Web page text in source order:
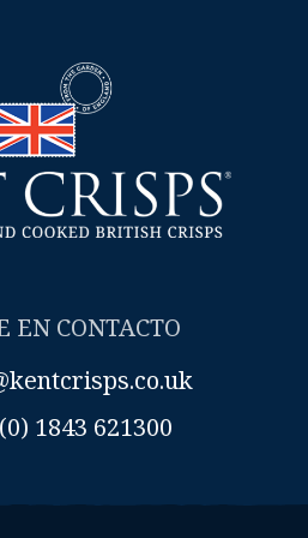
EN CONTACTO
1843 621300